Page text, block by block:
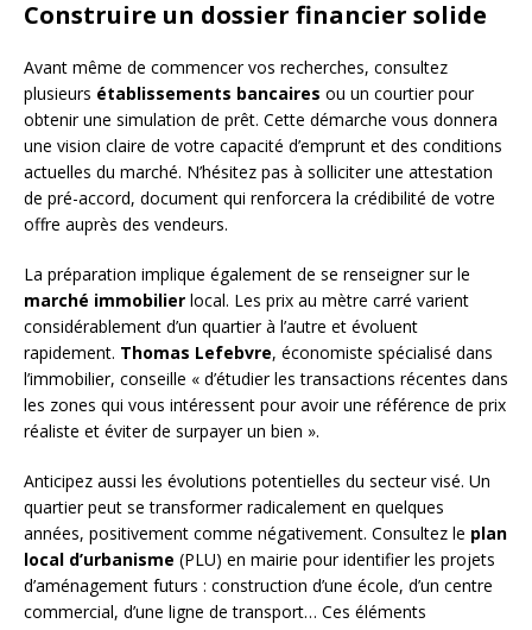
Construire un dossier financier solide
Avant même de commencer vos recherches, consultez
plusieurs établissements bancaires ou un courtier pour
obtenir une simulation de prêt. Cette démarche vous donnera
une vision claire de votre capacité d’emprunt et des conditions
actuelles du marché. N’hésitez pas à solliciter une attestation
de pré-accord, document qui renforcera la crédibilité de votre
offre auprès des vendeurs.
La préparation implique également de se renseigner sur le
marché immobilier local. Les prix au mètre carré varient
considérablement d’un quartier à l’autre et évoluent
rapidement. Thomas Lefebvre, économiste spécialisé dans
l’immobilier, conseille « d’étudier les transactions récentes dans
les zones qui vous intéressent pour avoir une référence de prix
réaliste et éviter de surpayer un bien ».
Anticipez aussi les évolutions potentielles du secteur visé. Un
quartier peut se transformer radicalement en quelques
années, positivement comme négativement. Consultez le plan
local d’urbanisme (PLU) en mairie pour identifier les projets
d’aménagement futurs : construction d’une école, d’un centre
commercial, d’une ligne de transport… Ces éléments